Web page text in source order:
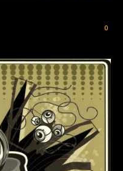
0